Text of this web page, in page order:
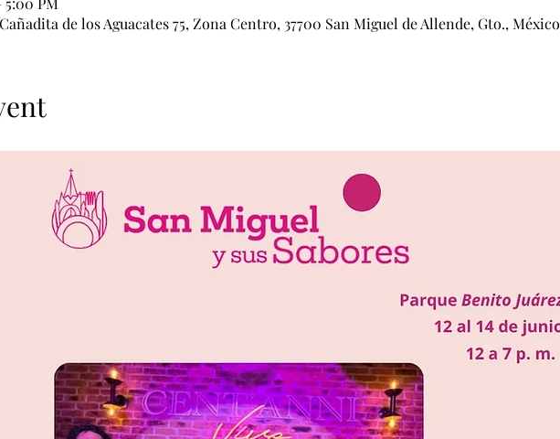
de los Aguacates 75, Zona Centro, 37700 San Miguel de Allende, Gto., México